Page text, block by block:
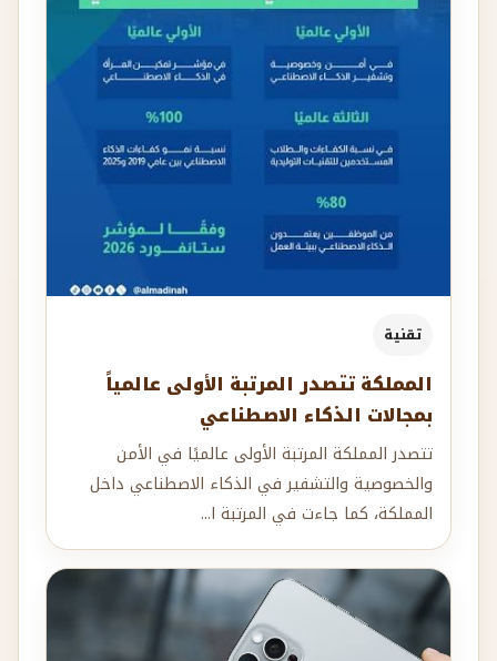
تقنية
المملكة تتصدر المرتبة الأولى عالمياً
بمجالات الذكاء الاصطناعي
تتصدر المملكة المرتبة الأولى عالميًا في الأمن
والخصوصية والتشفير في الذكاء الاصطناعي داخل
المملكة، كما جاءت في المرتبة ا...